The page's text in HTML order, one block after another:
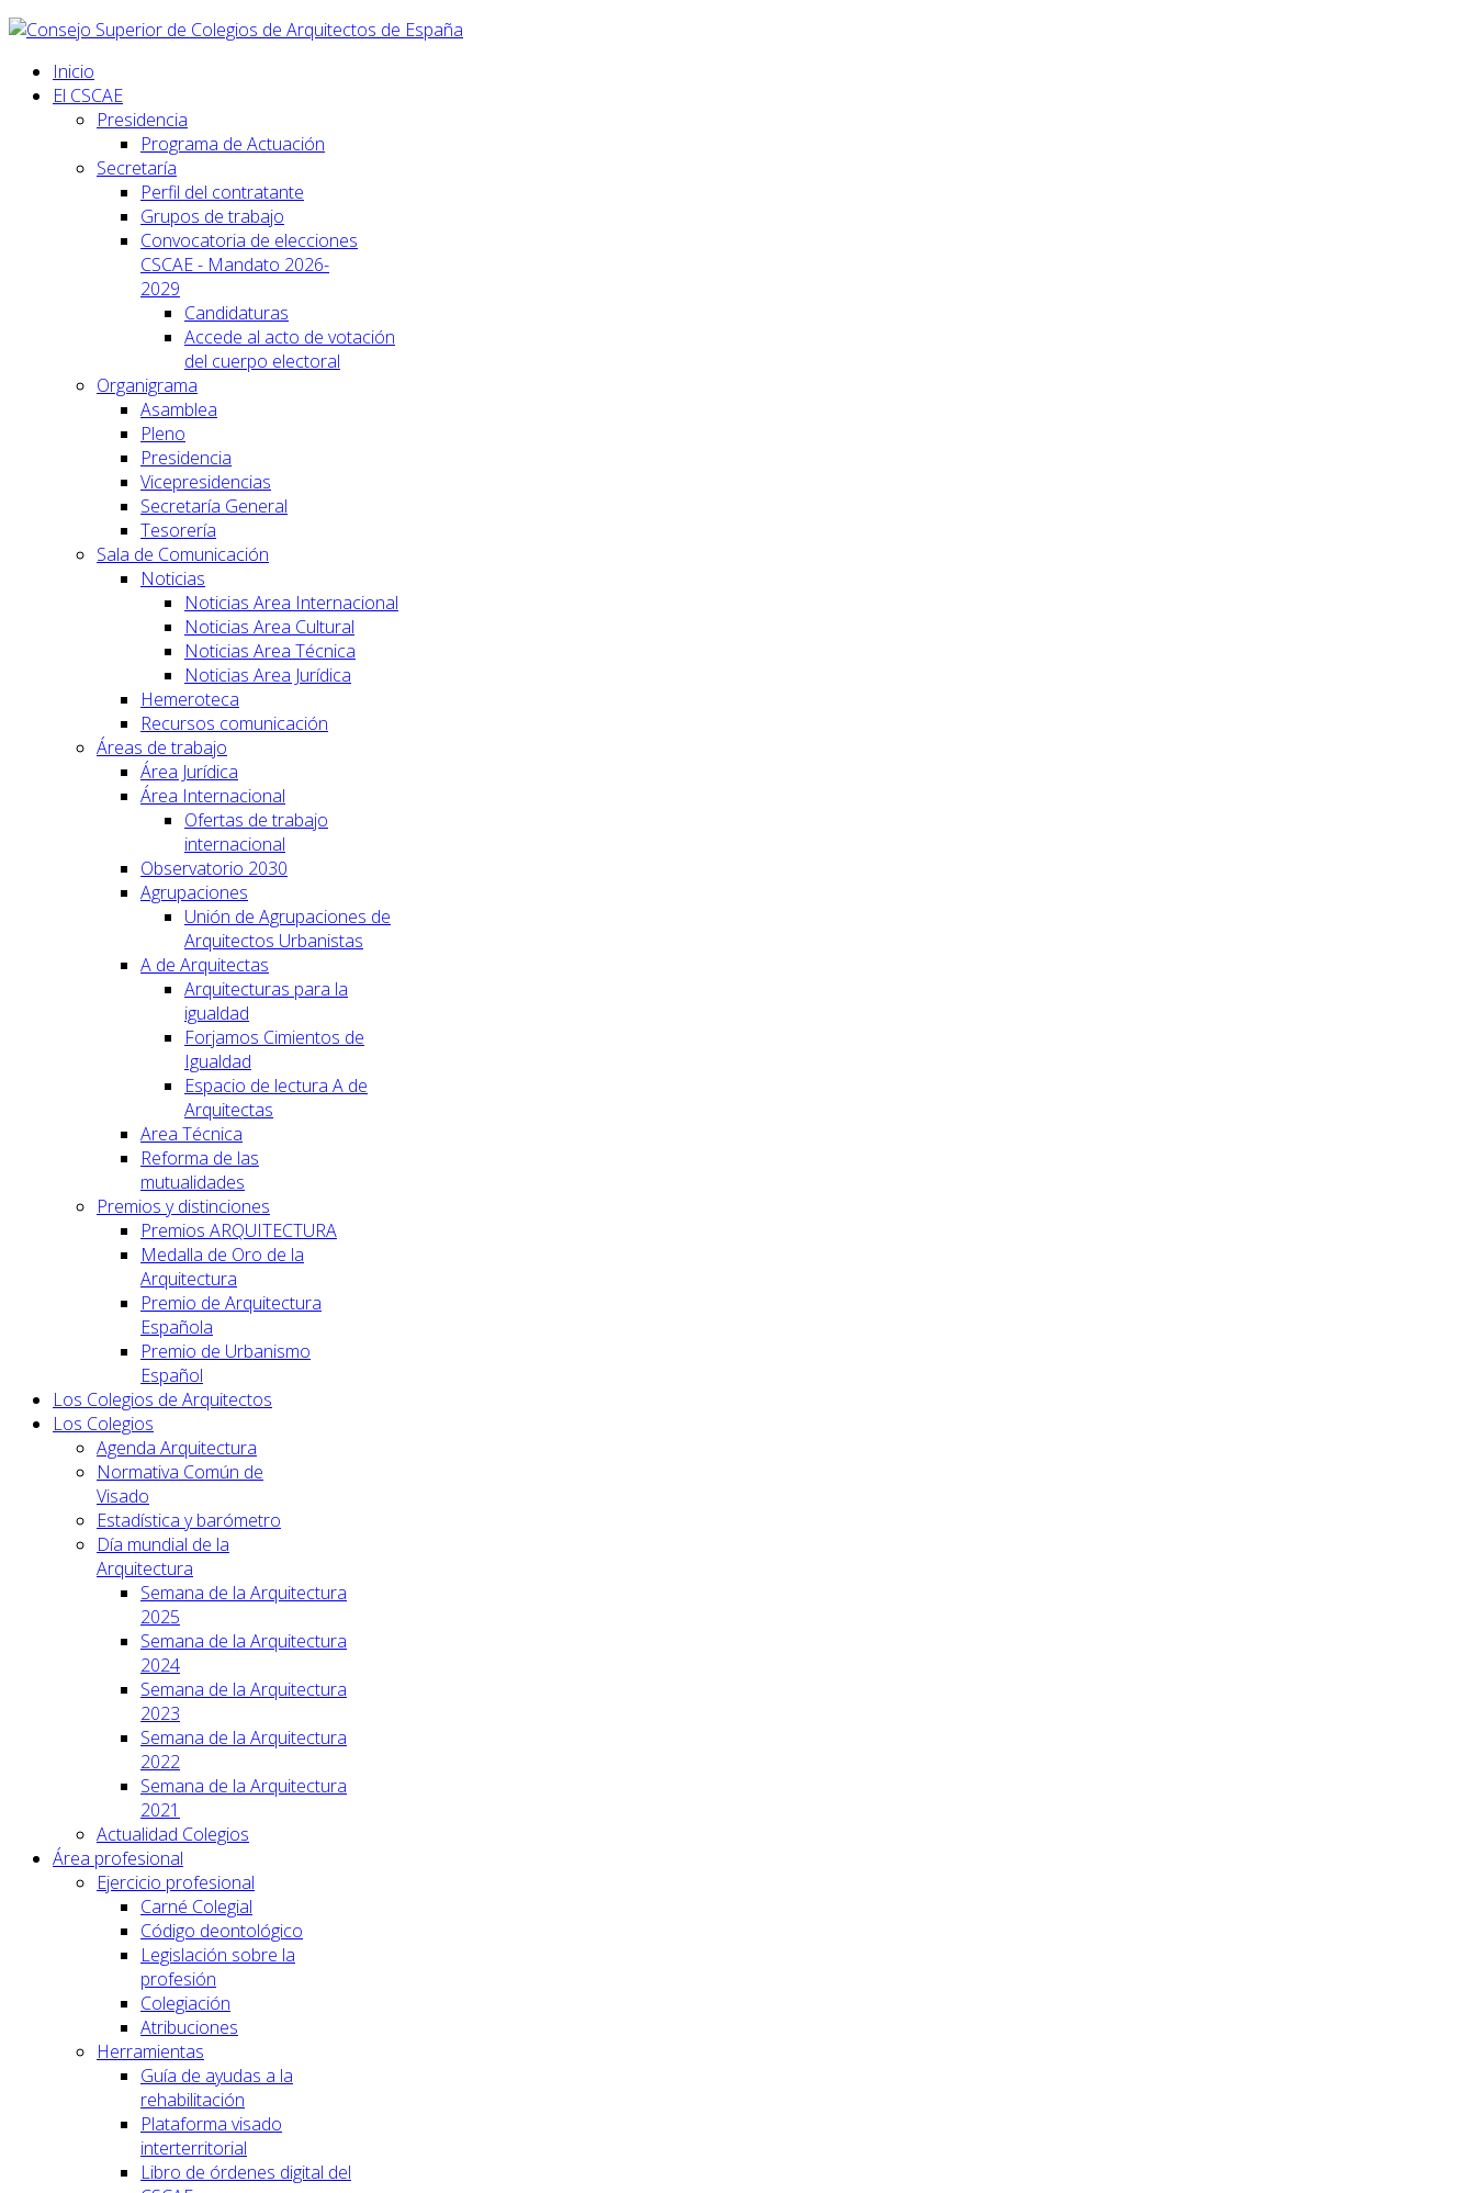
Inicio
El CSCAE
Presidencia
Programa de Actuación
Secretaría
Perfil del contratante
Grupos de trabajo
Convocatoria de elecciones
CSCAE - Mandato 2026-
2029
Candidaturas
Accede al acto de votación
del cuerpo electoral
Organigrama
Asamblea
Pleno
Presidencia
Vicepresidencias
Secretaría General
Tesorería
Sala de Comunicación
Noticias
Noticias Area Internacional
Noticias Area Cultural
Noticias Area Técnica
Noticias Area Jurídica
Hemeroteca
Recursos comunicación
Áreas de trabajo
Área Jurídica
Área Internacional
Ofertas de trabajo
internacional
Observatorio 2030
Agrupaciones
Unión de Agrupaciones de
Arquitectos Urbanistas
A de Arquitectas
Arquitecturas para la
igualdad
Forjamos Cimientos de
Igualdad
Espacio de lectura A de
Arquitectas
Area Técnica
Reforma de las
mutualidades
Premios y distinciones
Premios ARQUITECTURA
Medalla de Oro de la
Arquitectura
Premio de Arquitectura
Española
Premio de Urbanismo
Español
Los Colegios de Arquitectos
Los Colegios
Agenda Arquitectura
Normativa Común de
Visado
Estadística y barómetro
Día mundial de la
Arquitectura
Semana de la Arquitectura
2025
Semana de la Arquitectura
2024
Semana de la Arquitectura
2023
Semana de la Arquitectura
2022
Semana de la Arquitectura
2021
Actualidad Colegios
Área profesional
Ejercicio profesional
Carné Colegial
Código deontológico
Legislación sobre la
profesión
Colegiación
Atribuciones
Herramientas
Guía de ayudas a la
rehabilitación
Plataforma visado
interterritorial
Libro de órdenes digital del